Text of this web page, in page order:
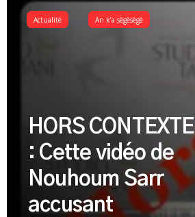
Actualité An k’a sègèsègè
HORS CONTEXTE
: Cette vidéo de
Nouhoum Sarr
accusant